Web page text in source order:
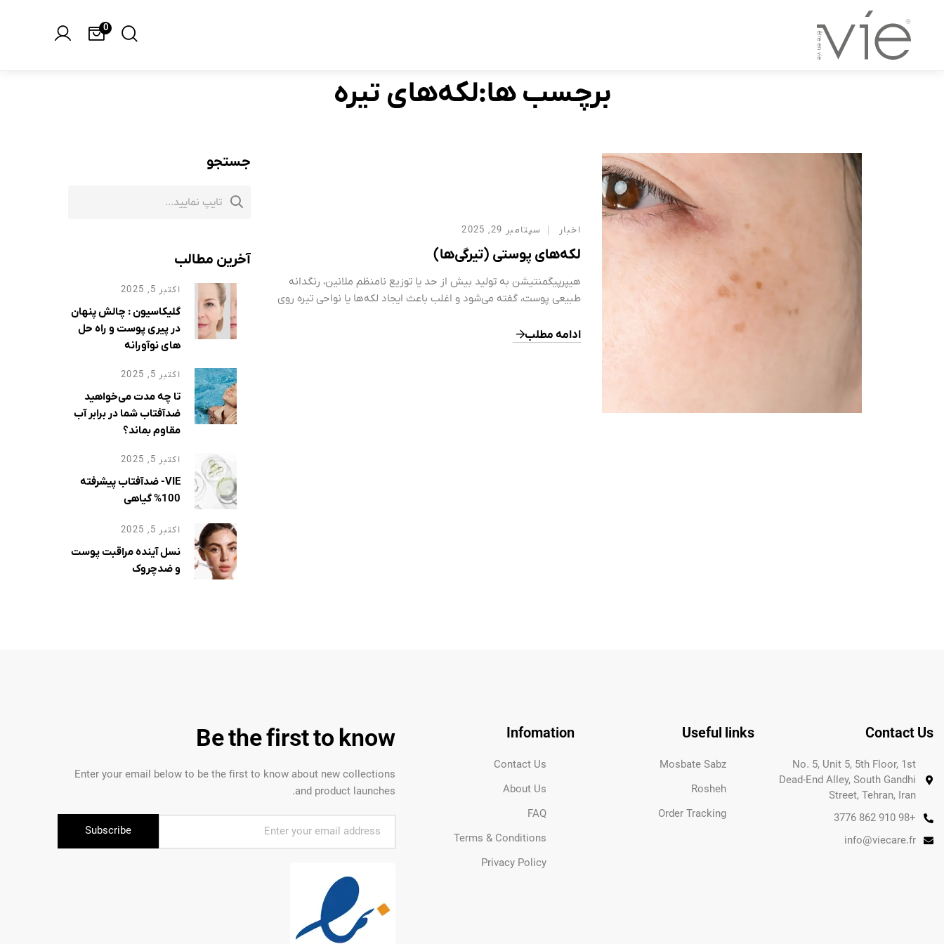
0
برچسب ها:لکه‌های تیره
اخبار سپتامبر 29, 2025
لکه‌های پوستی (تیرگی‌ها)
هیپرپیگمنتیشن به تولید بیش از حد یا توزیع نامنظم ملانین، رنگدانه
طبیعی پوست، گفته می‌شود و اغلب باعث ایجاد لکه‌ها یا نواحی تیره روی
جمله: تابش مزمن خورشید مانند کک‌ومک‌های خورشیدی تغییرات
ادامه مطلب
جستجو
آخرین مطالب
اکتبر 5, 2025
گلیکاسیون : چالش پنهان
در پیری پوست و راه حل
های نوآورانه
اکتبر 5, 2025
تا چه مدت می‌خواهید
ضدآفتاب شما در برابر آب
مقاوم بماند؟
اکتبر 5, 2025
VIE- ضدآفتاب پیشرفته
100% گیاهی
اکتبر 5, 2025
نسل آینده مراقبت پوست
و ضدچروک
Contact Us
No. 5, Unit 5, 5th Floor, 1st
Dead-End Alley, South Gandhi
Street, Tehran, Iran
+98 910 862 3776
info@viecare.fr
Useful links
Mosbate Sabz
Rosheh
Order Tracking
Infomation
Contact Us
About Us
FAQ
Terms & Conditions
Privacy Policy
Be the first to know
Enter your email below to be the first to know about new collections
and product launches.
Subscribe